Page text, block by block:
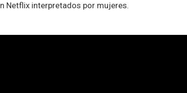
Netflix interpretados por mujeres.